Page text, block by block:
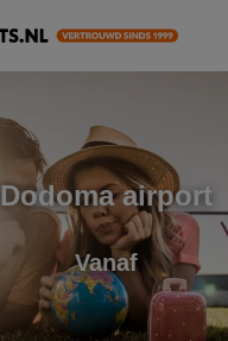
Dodoma airport
Vanaf